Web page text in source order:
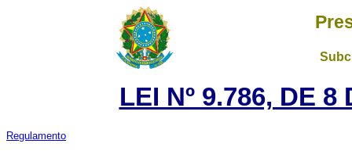
LEI Nº 9.786, DE 8
Regulamento